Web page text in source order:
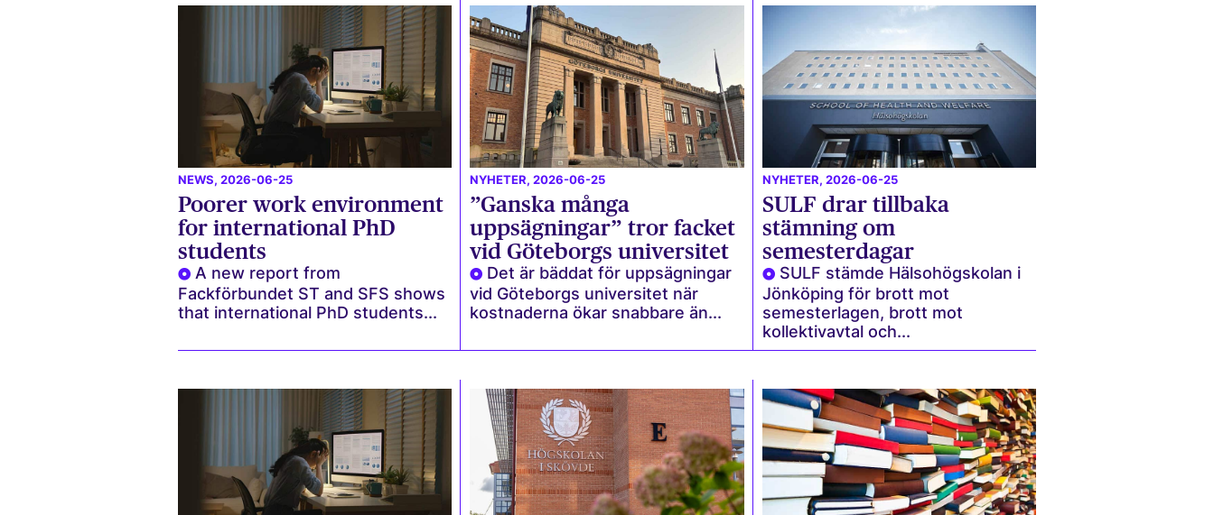
NEWS, 2026-06-25
Poorer work environment
for international PhD
students
A new report from
Fackförbundet ST and SFS shows
that international PhD students...
NYHETER, 2026-06-25
”Ganska många
uppsägningar” tror facket
vid Göteborgs universitet
Det är bäddat för uppsägningar
vid Göteborgs universitet när
kostnaderna ökar snabbare än...
NYHETER, 2026-06-25
SULF drar tillbaka
stämning om
semesterdagar
SULF stämde Hälsohögskolan i
Jönköping för brott mot
semesterlagen, brott mot
kollektivavtal och...